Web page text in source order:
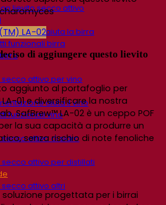
lievito secco attivo
aiuta la birra
funzionali birra
secco attivo per vino
aiuta il vino
funzionali vino
secco attivo di sidro
secco attivo per distillati
secco attivo altri
di aggiungere questo lievito
aggiunto al portafoglio per
01 e diversificare la nostra
SafBrew™ LA-02 è un ceppo POF
la sua capacità a produrre un
senza rischio di note fenoliche
soluzione progettata per i birrai